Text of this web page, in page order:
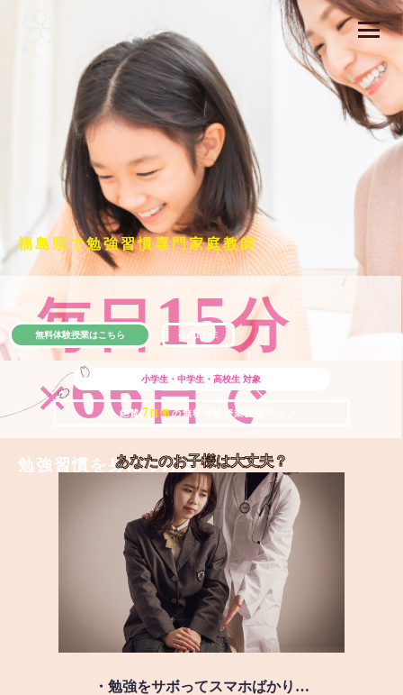
福島県で勉強習慣専門家庭教師
毎日15分
×66日で
勉強習慣を身につける
小学生・中学生・高校生 対象
＼ 絶賛 7 日間の無料体験授業実施中!! ／
無料体験授業はこちら 公式LINE
あなたのお子様は大丈夫？
・勉強をサボってスマホばかり…